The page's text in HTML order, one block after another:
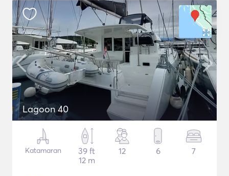
Lagoon 40
Katamaran
39 ft
12 m
12 6 7